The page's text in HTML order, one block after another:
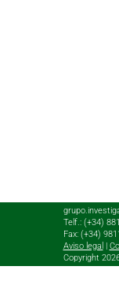
Telf.: (+34)
Fax: (+34)
Aviso legal
Copyright